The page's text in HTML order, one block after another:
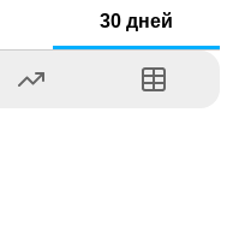
30 дней